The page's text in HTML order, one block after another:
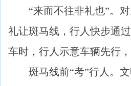
“来而不往非礼也”。对
礼让斑马线，行人快步通
车时，行人示意车辆先行
斑马线前“考”行人。文